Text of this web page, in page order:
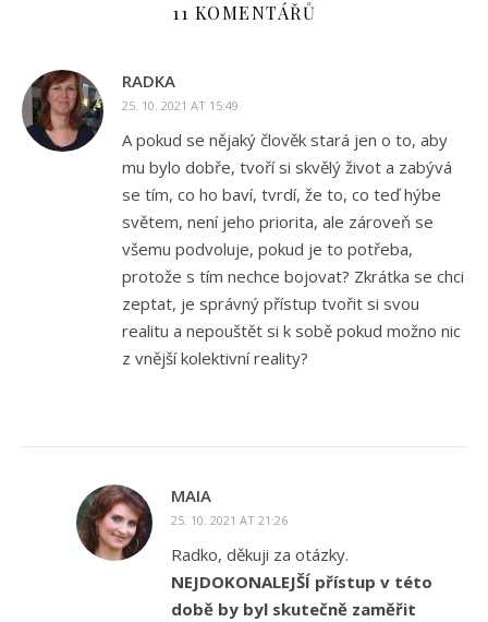
11 KOMENTÁŘŮ
RADKA
25. 10. 2021 AT 15:49
A pokud se nějaký člověk stará jen o to, aby
mu bylo dobře, tvoří si skvělý život a zabývá
se tím, co ho baví, tvrdí, že to, co teď hýbe
světem, není jeho priorita, ale zároveň se
všemu podvoluje, pokud je to potřeba,
protože s tím nechce bojovat? Zkrátka se chci
zeptat, je správný přístup tvořit si svou
realitu a nepouštět si k sobě pokud možno nic
z vnější kolektivní reality?
MAIA
25. 10. 2021 AT 21:26
Radko, děkuji za otázky.
NEJDOKONALEJŠÍ přístup v této
době by byl skutečně zaměřit